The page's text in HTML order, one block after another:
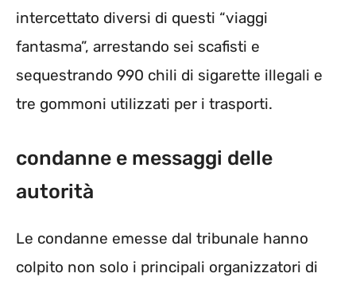
intercettato diversi di questi “viaggi
fantasma”, arrestando sei scafisti e
sequestrando 990 chili di sigarette illegali e
tre gommoni utilizzati per i trasporti.
condanne e messaggi delle
autorità
Le condanne emesse dal tribunale hanno
colpito non solo i principali organizzatori di